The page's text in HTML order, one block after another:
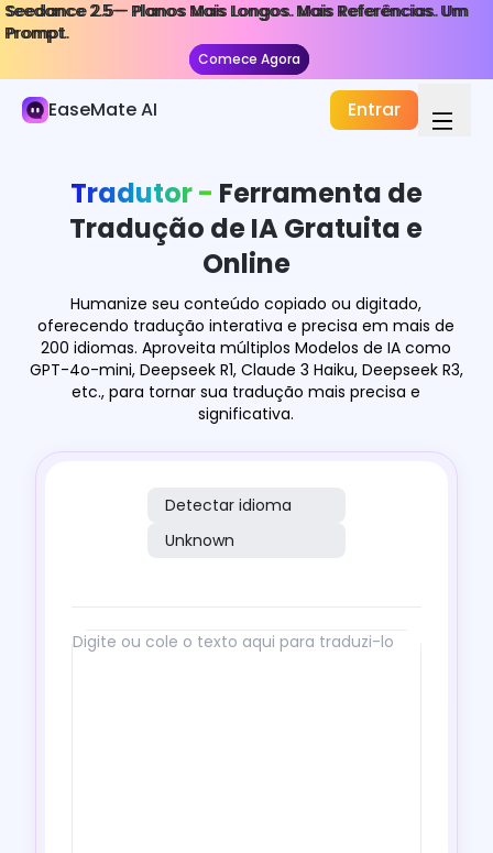
Seedance 2.5— Planos Mais Longos. Mais Referências. Um
Prompt.
Comece Agora
Seedance 2.5— Planos Mais Longos. Mais Referências. Um
Prompt.
Comece Agora
EaseMate AI Entrar
Ferramentas de IA
Imagem em Texto
Conversor de Áudio para Texto
IA Tomador de Notas da Reunião
Gerador de Transcrição do YouTube
Tradutor - Ferramenta de
Tradução de IA Gratuita e
Online
Humanize seu conteúdo copiado ou digitado,
oferecendo tradução interativa e precisa em mais de
200 idiomas. Aproveita múltiplos Modelos de IA como
GPT-4o-mini, Deepseek R1, Claude 3 Haiku, Deepseek R3,
etc., para tornar sua tradução mais precisa e
significativa.
Detectar idioma
Unknown